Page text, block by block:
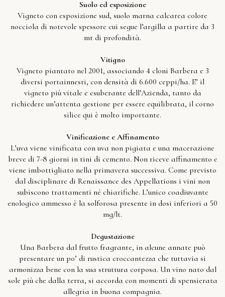
Suolo ed esposizione
Vigneto con esposizione sud, suolo marna calcarea colore
nocciola di notevole spessore cui segue l’argilla a partire da 3
mt di profondità.
Vitigno
Vigneto piantato nel 2001, associando 4 cloni Barbera e 3
diversi portainnesti, con densità di 6.600 ceppi/ha. E’ il
vigneto più vitale e esuberante dell’Azienda, tanto da
richiedere un’attenta gestione per essere equilibrata, il corno
silice qui è molto importante.
Vinificazione e Affinamento
L’uva viene vinificata con uva non pigiata e una macerazione
breve di 7-8 giorni in tini di cemento. Non riceve affinamento e
viene imbottigliato nella primavera successiva. Come previsto
dal disciplinare di Renaissance des Appellations i vini non
subiscono trattamenti né chiarifiche. L’unico coadiuvante
enologico ammesso è la solforosa presente in dosi inferiori a 50
mg/lt.
Degustazione
Una Barbera dal frutto fragrante, in alcune annate può
presentare un po’ di rustica croccantezza che tuttavia si
armonizza bene con la sua struttura corposa. Un vino nato dal
sole più che dalla terra, si accorda con momenti di spensierata
allegria in buona compagnia.